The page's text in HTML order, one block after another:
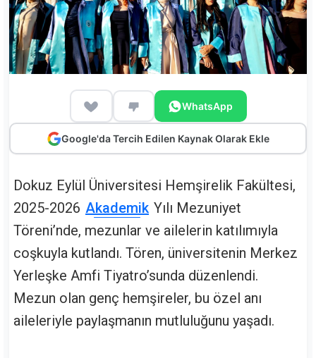
WhatsApp
Google'da Tercih Edilen Kaynak Olarak Ekle
Dokuz Eylül Üniversitesi Hemşirelik Fakültesi,
2025-2026 Akademik Yılı Mezuniyet
Töreni’nde, mezunlar ve ailelerin katılımıyla
coşkuyla kutlandı. Tören, üniversitenin Merkez
Yerleşke Amfi Tiyatro’sunda düzenlendi.
Mezun olan genç hemşireler, bu özel anı
aileleriyle paylaşmanın mutluluğunu yaşadı.